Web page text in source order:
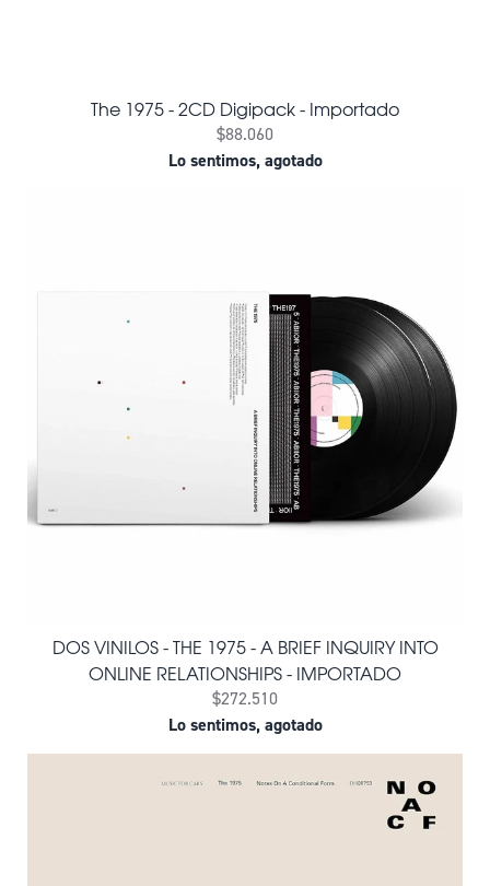
The 1975 - 2CD Digipack - Importado
$88.060
Lo sentimos, agotado
DOS VINILOS - THE 1975 - A BRIEF INQUIRY INTO
ONLINE RELATIONSHIPS - IMPORTADO
$272.510
Lo sentimos, agotado